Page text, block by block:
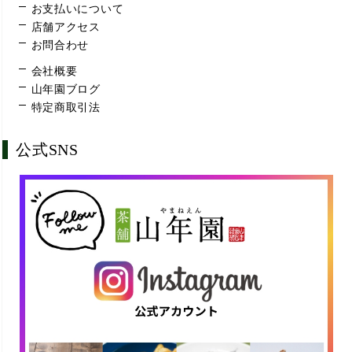
お支払いについて
店舗アクセス
お問合わせ
会社概要
山年園ブログ
特定商取引法
公式SNS